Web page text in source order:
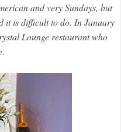
and very Sundays, but
it is difficult to do. In January
Lounge restaurant who